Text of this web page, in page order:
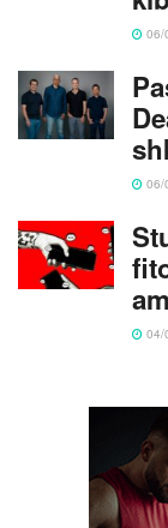
06/
06/
04/